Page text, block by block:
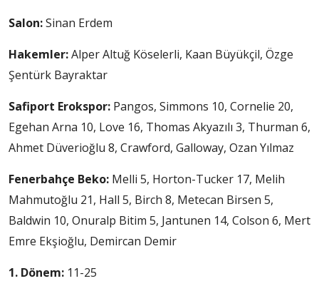
Salon:Sinan Erdem
Hakemler:Alper Altuğ Köselerli, Kaan Büyükçil, Özge
Şentürk Bayraktar
Safiport Erokspor: Pangos, Simmons 10, Cornelie 20,
Egehan Arna 10, Love 16, Thomas Akyazılı 3, Thurman 6,
Ahmet Düverioğlu 8, Crawford, Galloway, Ozan Yılmaz
Fenerbahçe Beko: Melli 5, Horton-Tucker 17, Melih
Mahmutoğlu 21, Hall 5, Birch 8, Metecan Birsen 5,
Baldwin 10, Onuralp Bitim 5, Jantunen 14, Colson 6, Mert
Emre Ekşioğlu, Demircan Demir
1. Dönem: 11-25